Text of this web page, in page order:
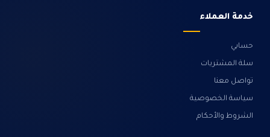
خدمة العملاء
حسابي
سلة المشتريات
تواصل معنا
سياسة الخصوصية
الشروط والأحكام